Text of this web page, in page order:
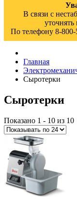
В связи с
По телефону 8-
Главная
Сыротерки
Сыротерки
Показано 1 - 10 из 10